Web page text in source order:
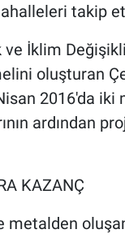
takip
İklim
oluşturan
2016'da
ardından
KAZANÇ
metalden